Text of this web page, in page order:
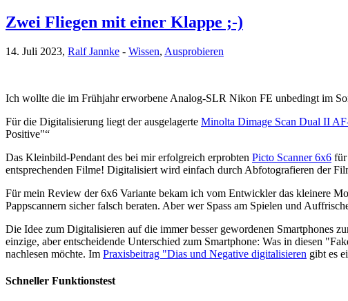
Zwei Fliegen mit einer Klappe ;-)
14. Juli 2023, Ralf Jannke - Wissen, Ausprobieren
Ich wollte die im Frühjahr erworbene Analog-SLR Nikon FE unbedingt im
Für die Digitalisierung liegt der ausgelagerte Minolta Dimage Scan Dual II
Positive"“
Das Kleinbild-Pendant des bei mir erfolgreich erprobten Picto Scanner 6x6 für
entsprechenden Filme! Digitalisiert wird einfach durch Abfotografieren der
Für mein Review der 6x6 Variante bekam ich vom Entwickler das kleinere
Pappscannern sicher falsch beraten. Aber wer Spass am Spielen und
Die Idee zum Digitalisieren auf die immer besser gewordenen Smartphones
einzige, aber entscheidende Unterschied zum Smartphone: Was in diesen
nachlesen möchte. Im Praxisbeitrag "Dias und Negative digitalisieren gibt es
Schneller Funktionstest